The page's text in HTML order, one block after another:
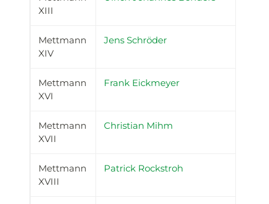
XIII
Mettmann
XIV
Jens Schröder
Mettmann
XVI
Frank Eickmeyer
Mettmann
XVII
Christian Mihm
Mettmann
XVIII
Patrick Rockstroh